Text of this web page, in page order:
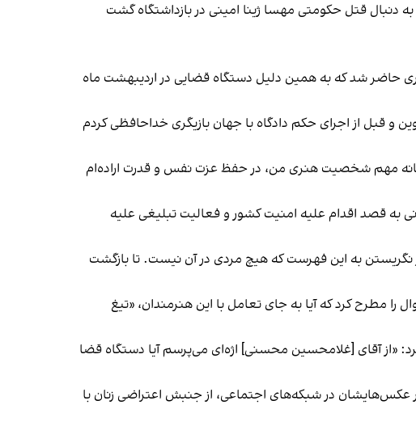
دنبال قتل حکومتی مهسا ژینا امینی در بازداشتگاه گشت
حاضر شد که به همین دلیل دستگاه قضایی در اردیبهشت ماه
و قبل از اجرای حکم دادگاه با جهان بازیگری خداحافظی کردم
نشانه مهم شخصیت هنری من، در حفظ عزت نفس و قدرت اراده‌ام
و تبانی به قصد اقدام علیه امنیت کشور و فعالیت تبلیغی علیه
نگریستن به این فهرست که هیچ مردی در آن نیست. تا بازگشت
را مطرح کرد که آیا به جای تعامل با این هنرمندان، «تیغ
«از آقای [غلامحسین محسنی] اژه‌ای می‌پرسم آیا دستگاه قضا
عکس‌هایشان در شبکه‌های اجتماعی، از جنبش اعتراضی زنان با